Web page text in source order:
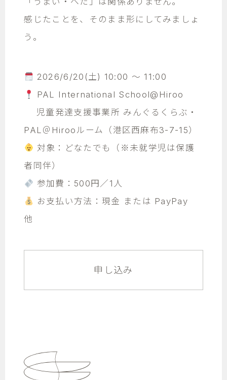
感じたことを、そのまま形にしてみましょ
う。
2026/6/20(土) 10:00 ～ 11:00
PAL International School@Hiroo
児童発達支援事業所 みんぐるくらぶ・
PAL＠Hirooルーム（港区西麻布3-7-15）
対象：どなたでも（※未就学児は保護
者同伴）
参加費：500円／1人
お支払い方法：現金 または PayPay
他
申し込み